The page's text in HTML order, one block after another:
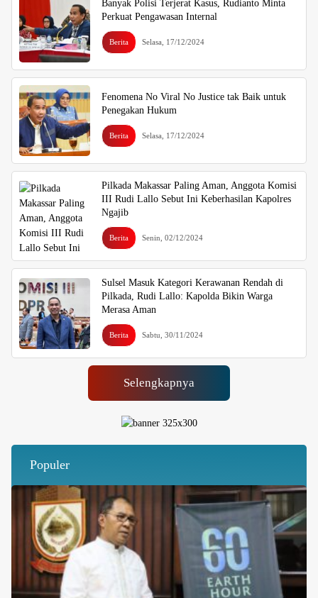
Banyak Polisi Terjerat Kasus, Rudianto Minta
Perkuat Pengawasan Internal
Berita Selasa, 17/12/2024
Fenomena No Viral No Justice tak Baik untuk
Penegakan Hukum
Berita Selasa, 17/12/2024
Pilkada Makassar Paling Aman, Anggota Komisi
III Rudi Lallo Sebut Ini Keberhasilan Kapolres
Ngajib
Berita Senin, 02/12/2024
Sulsel Masuk Kategori Kerawanan Rendah di
Pilkada, Rudi Lallo: Kapolda Bikin Warga
Merasa Aman
Berita Sabtu, 30/11/2024
Selengkapnya
Populer